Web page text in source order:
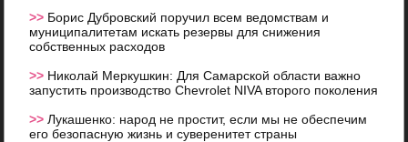
>> Борис Дубровский поручил всем ведомствам и
муниципалитетам искать резервы для снижения
собственных расходов
>> Николай Меркушкин: Для Самарской области важно
запустить производство Chevrolet NIVA второго поколения
>>Лукашенко: народ не простит, если мы не обеспечим
его безопасную жизнь и суверенитет страны